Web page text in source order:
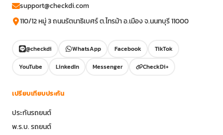
support@checkdi.com
110/12 หมู่ 3 ถนนรัตนาธิเบศร์ ต.ไทรม้า อ.เมือง จ.นนทบุรี 11000
@checkdi WhatsApp Facebook
TikTok
YouTube
LinkedIn Messenger CheckDi+
เปรียบเทียบประกัน
ประกันรถยนต์
พ.ร.บ. รถยนต์